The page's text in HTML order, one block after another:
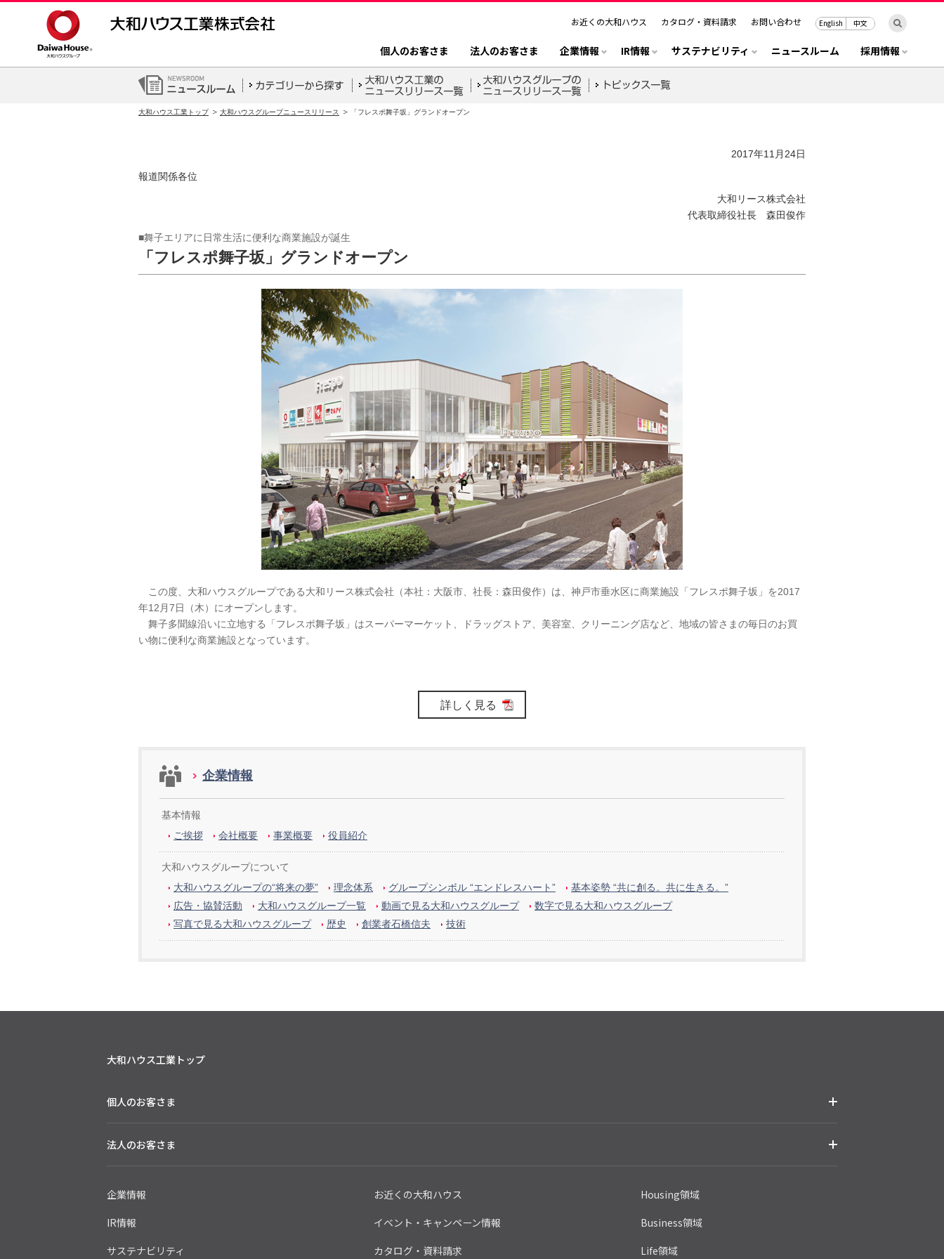
お近くの大和ハウス カタログ・資料請求 お問い合わせ English 中文
個人のお客さま 法人のお客さま 企業情報 IR情報 サステナビリティ ニュースルーム 採用情報
大和ハウス工業トップ 大和ハウスグループニュースリリース 「フレスポ舞子坂」グランドオープン
2017年11月24日
報道関係各位
大和リース株式会社
代表取締役社長 森田俊作
■舞子エリアに日常生活に便利な商業施設が誕生
「フレスポ舞子坂」グランドオープン
この度、大和ハウスグループである大和リース株式会社（本社：大阪市、社長：森田俊作）は、神戸市垂水区に商業施設「フレスポ舞子坂」を2017
年12月7日（木）にオープンします。
舞子多聞線沿いに立地する「フレスポ舞子坂」はスーパーマーケット、ドラッグストア、美容室、クリーニング店など、地域の皆さまの毎日のお買
い物に便利な商業施設となっています。
詳しく見る
企業情報
基本情報
ご挨拶
会社概要 事業概要 役員紹介
大和ハウスグループについて
大和ハウスグループの“将来の夢”
理念体系 グループシンボル “エンドレスハート”
基本姿勢 “共に創る。共に生きる。”
広告・協賛活動
大和ハウスグループ一覧 動画で見る大和ハウスグループ
数字で見る大和ハウスグループ
写真で見る大和ハウスグループ
歴史 創業者石橋信夫 技術
大和ハウス工業トップ
個人のお客さま
法人のお客さま
企業情報
IR情報
サステナビリティ
お近くの大和ハウス
イベント・キャンペーン情報
カタログ・資料請求
Housing領域
Business領域
Life領域